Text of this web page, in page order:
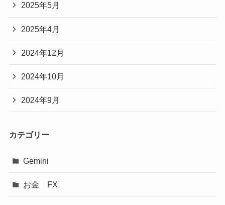
2025年5月
2025年4月
2024年12月
2024年10月
2024年9月
カテゴリー
Gemini
お金 FX